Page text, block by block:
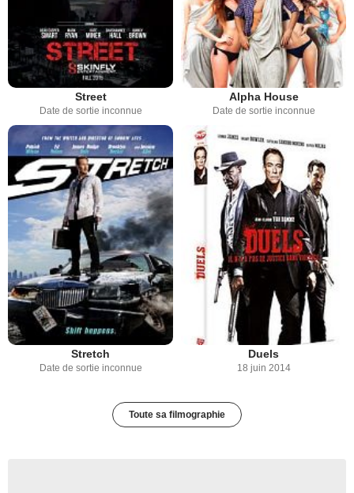
Street
Date de sortie inconnue
Alpha House
Date de sortie inconnue
Stretch
Date de sortie inconnue
Duels
18 juin 2014
Toute sa filmographie